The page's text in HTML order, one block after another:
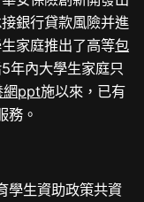
銀行貸款風險并進
家庭推出了高等包
年內大學生家庭只
網ppt施以來，已有
務。
學生資助政策共資